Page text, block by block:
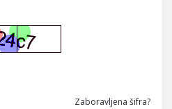
Zaboravljena šifra?